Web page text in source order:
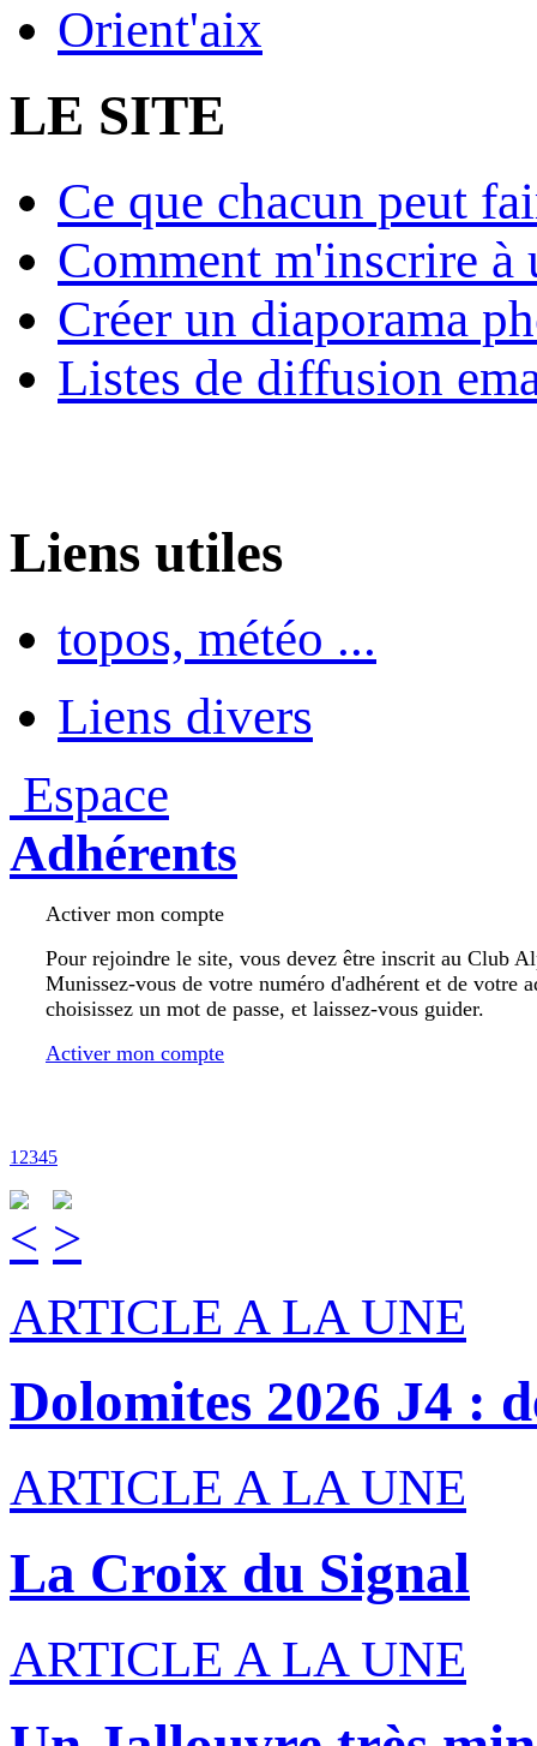
Orient'aix
LE SITE
Ce que chacun peut
Comment m'inscrire à
Créer un diaporama
Listes de diffusion
Liens utiles
topos, météo ...
Liens divers
Espace
Adhérents
Activer mon compte
Pour rejoindre le site, vous devez être inscrit au Club
Munissez-vous de votre numéro d'adhérent et de votre
choisissez un mot de passe, et laissez-vous guider.
Activer mon compte
1 2345
ARTICLE A LA UNE
Dolomites 2026 J4 :
ARTICLE A LA UNE
La Croix du Signal
ARTICLE A LA UNE